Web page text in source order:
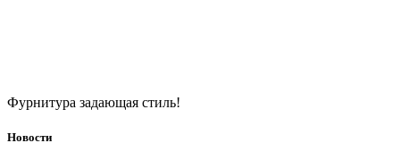
Фурнитура задающая стиль!
Новости